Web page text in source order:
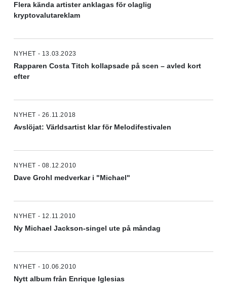
Flera kända artister anklagas för olaglig
kryptovalutareklam
NYHET - 13.03.2023
Rapparen Costa Titch kollapsade på scen – avled kort
efter
NYHET - 26.11.2018
Avslöjat: Världsartist klar för Melodifestivalen
NYHET - 08.12.2010
Dave Grohl medverkar i "Michael"
NYHET - 12.11.2010
Ny Michael Jackson-singel ute på måndag
NYHET - 10.06.2010
Nytt album från Enrique Iglesias